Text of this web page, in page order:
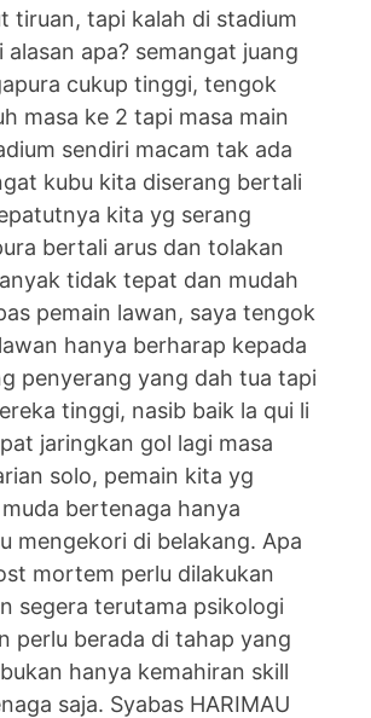
tiruan, tapi kalah di stadium
alasan apa? semangat juang
cukup tinggi, tengok
masa ke 2 tapi masa main
sendiri macam tak ada
kubu kita diserang bertali
kita yg serang
bertali arus dan tolakan
tidak tepat dan mudah
pemain lawan, saya tengok
hanya berharap kepada
penyerang yang dah tua tapi
tinggi, nasib baik la qui li
jaringkan gol lagi masa
solo, pemain kita yg
bertenaga hanya
mengekori di belakang. Apa
mortem perlu dilakukan
segera terutama psikologi
perlu berada di tahap yang
hanya kemahiran skill
saja. Syabas HARIMAU